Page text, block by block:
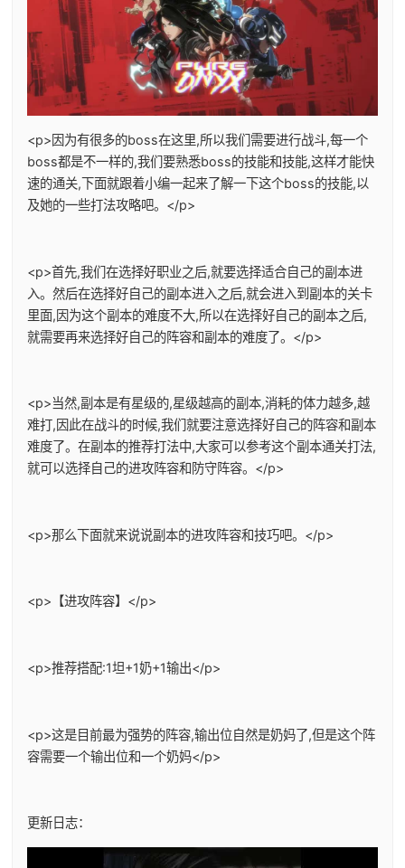
<p>因为有很多的boss在这里,所以我们需要进行战斗,每一个
boss都是不一样的,我们要熟悉boss的技能和技能,这样才能快
速的通关,下面就跟着小编一起来了解一下这个boss的技能,以
及她的一些打法攻略吧。</p>
<p>首先,我们在选择好职业之后,就要选择适合自己的副本进
入。然后在选择好自己的副本进入之后,就会进入到副本的关卡
里面,因为这个副本的难度不大,所以在选择好自己的副本之后,
就需要再来选择好自己的阵容和副本的难度了。</p>
<p>当然,副本是有星级的,星级越高的副本,消耗的体力越多,越
难打,因此在战斗的时候,我们就要注意选择好自己的阵容和副本
难度了。在副本的推荐打法中,大家可以参考这个副本通关打法,
就可以选择自己的进攻阵容和防守阵容。</p>
<p>那么下面就来说说副本的进攻阵容和技巧吧。</p>
<p>【进攻阵容】</p>
<p>推荐搭配:1坦+1奶+1输出</p>
<p>这是目前最为强势的阵容,输出位自然是奶妈了,但是这个阵
容需要一个输出位和一个奶妈</p>
更新日志：